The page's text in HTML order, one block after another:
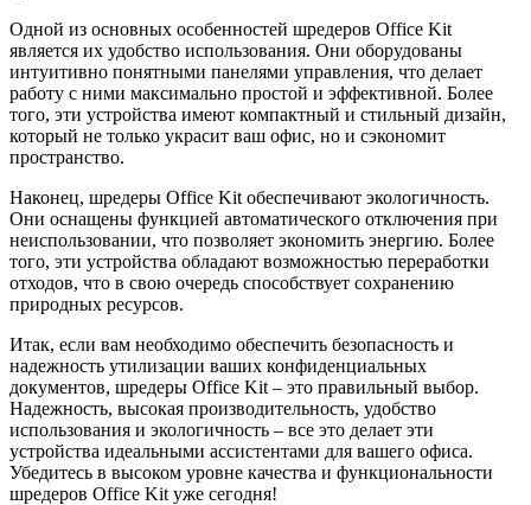
Одной из основных особенностей шредеров Office Kit
является их удобство использования. Они оборудованы
интуитивно понятными панелями управления, что делает
работу с ними максимально простой и эффективной. Более
того, эти устройства имеют компактный и стильный дизайн,
который не только украсит ваш офис, но и сэкономит
пространство.
Наконец, шредеры Office Kit обеспечивают экологичность.
Они оснащены функцией автоматического отключения при
неиспользовании, что позволяет экономить энергию. Более
того, эти устройства обладают возможностью переработки
отходов, что в свою очередь способствует сохранению
природных ресурсов.
Итак, если вам необходимо обеспечить безопасность и
надежность утилизации ваших конфиденциальных
документов, шредеры Office Kit – это правильный выбор.
Надежность, высокая производительность, удобство
использования и экологичность – все это делает эти
устройства идеальными ассистентами для вашего офиса.
Убедитесь в высоком уровне качества и функциональности
шредеров Office Kit уже сегодня!